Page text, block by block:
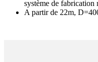
système de fabrication
A partir de 22m,